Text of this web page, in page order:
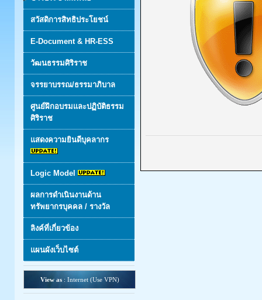
สวัสดิการสิทธิประโยชน์
E-Document & HR-ESS
วัฒนธรรมศิริราช
จรรยาบรรณ/ธรรมาภิบาล
ศูนย์ฝึกอบรมและปฏิบัติธรรม
ศิริราช
แสดงความยินดีบุคลากร
Logic Model
ผลการดำเนินงานด้าน
ทรัพยากรบุคคล / รางวัล
ลิงค์ที่เกี่ยวข้อง
แผนผังเว็บไซต์
View as: Internet (Use VPN)